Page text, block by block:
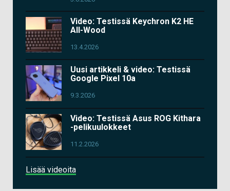
Video: Testissä Keychron K2 HE
All-Wood
13.4.2026
Uusi artikkeli & video: Testissä
Google Pixel 10a
9.3.2026
Video: Testissä Asus ROG Kithara
-pelikuulokkeet
11.2.2026
Lisää videoita